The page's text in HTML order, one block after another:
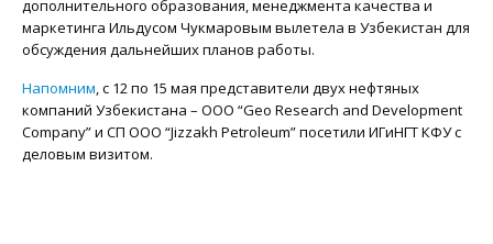
дополнительного образования, менеджмента качества и
маркетинга Ильдусом Чукмаровым вылетела в Узбекистан для
обсуждения дальнейших планов работы.
Напомним, с 12 по 15 мая представители двух нефтяных
компаний Узбекистана – OOO “Geo Research and Development
Company” и СП ООО “Jizzakh Petroleum” посетили ИГиНГТ КФУ с
деловым визитом.